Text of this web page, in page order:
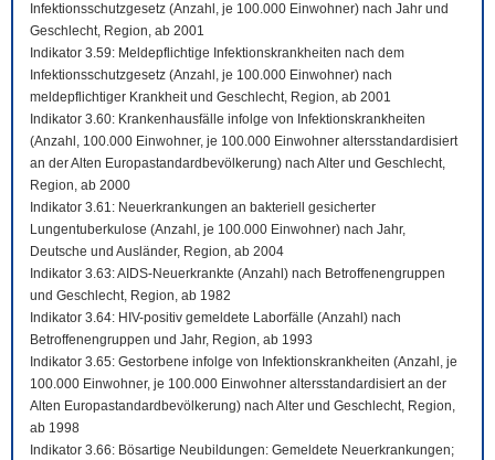
Infektionsschutzgesetz (Anzahl, je 100.000 Einwohner) nach Jahr und
Geschlecht, Region, ab 2001
Indikator 3.59: Meldepflichtige Infektionskrankheiten nach dem
Infektionsschutzgesetz (Anzahl, je 100.000 Einwohner) nach
meldepflichtiger Krankheit und Geschlecht, Region, ab 2001
Indikator 3.60: Krankenhausfälle infolge von Infektionskrankheiten
(Anzahl, 100.000 Einwohner, je 100.000 Einwohner altersstandardisiert
an der Alten Europastandardbevölkerung) nach Alter und Geschlecht,
Region, ab 2000
Indikator 3.61: Neuerkrankungen an bakteriell gesicherter
Lungentuberkulose (Anzahl, je 100.000 Einwohner) nach Jahr,
Deutsche und Ausländer, Region, ab 2004
Indikator 3.63: AIDS-Neuerkrankte (Anzahl) nach Betroffenengruppen
und Geschlecht, Region, ab 1982
Indikator 3.64: HIV-positiv gemeldete Laborfälle (Anzahl) nach
Betroffenengruppen und Jahr, Region, ab 1993
Indikator 3.65: Gestorbene infolge von Infektionskrankheiten (Anzahl, je
100.000 Einwohner, je 100.000 Einwohner altersstandardisiert an der
Alten Europastandardbevölkerung) nach Alter und Geschlecht, Region,
ab 1998
Indikator 3.66: Bösartige Neubildungen: Gemeldete Neuerkrankungen;